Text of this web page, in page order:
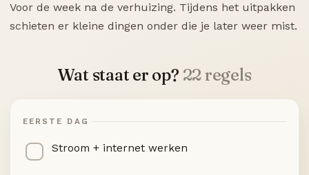
Voor de week na de verhuizing. Tijdens het uitpakken
schieten er kleine dingen onder die je later weer mist.
Wat staat er op? 22 regels
EERSTE DAG
Stroom + internet werken